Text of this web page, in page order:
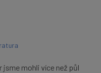
mohli více než půl